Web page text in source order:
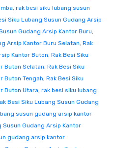
, rak besi siku lubang susun
Siku Lubang Susun Gudang Arsip
Gudang Arsip Kantor Buru,
Arsip Kantor Buru Selatan, Rak
Kantor Buton, Rak Besi Siku
Buton Selatan, Rak Besi Siku
Buton Tengah, Rak Besi Siku
Buton Utara, rak besi siku lubang
Besi Siku Lubang Susun Gudang
susun gudang arsip kantor
Susun Gudang Arsip Kantor
gudang arsip kantor